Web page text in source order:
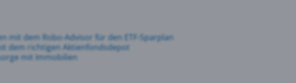
mit dem Robo-Advisor für den ETF-Sparplan
dem richtigen Aktienfondsdepot
mit Immobilien